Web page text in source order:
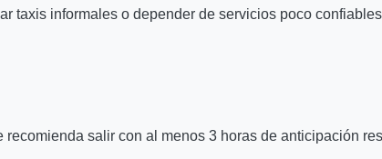
taxis informales o depender de servicios poco
salir con al menos 3 horas de anticipación